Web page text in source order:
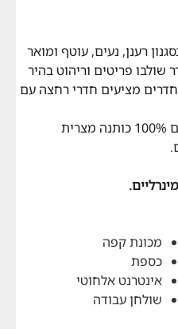
רענן, נעים, עוטף ומואר
שולבו פריטים וריהוט בהיר
מציעים חדרי רחצה עם
בחדר תמצאו מצעי מיטה עשויים 100% כותנה מצרית
מכונת קפה
כספת
אינטרנט אלחוטי
שולחן עבודה